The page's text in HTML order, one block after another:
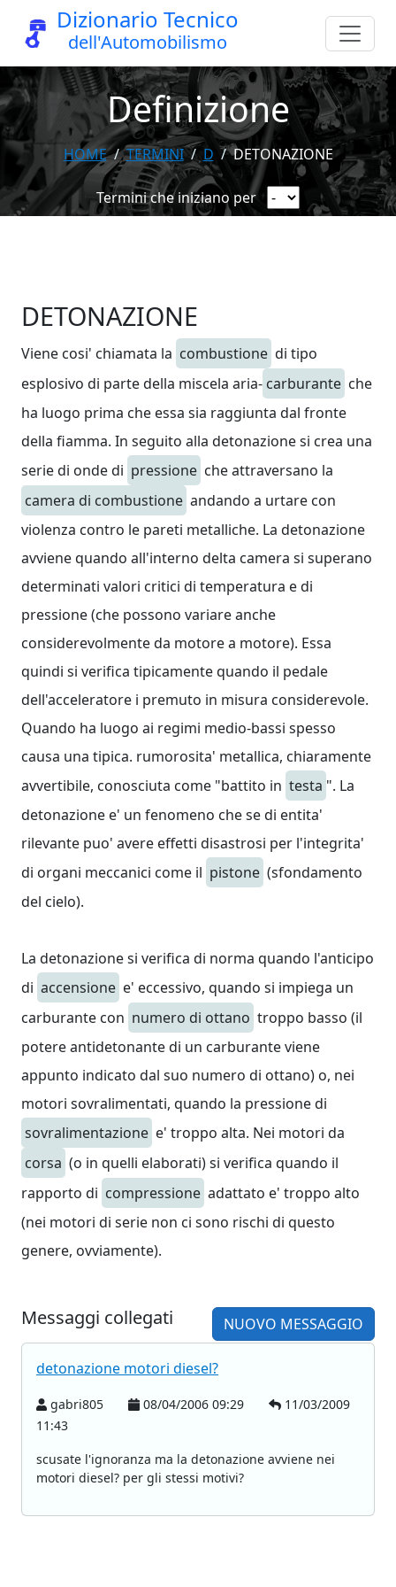
Dizionario Tecnico
dell'Automobilismo
Definizione
HOME TERMINI D DETONAZIONE
Termini che iniziano per
DETONAZIONE
Viene cosi' chiamata la combustione di tipo
esplosivo di parte della miscela aria- carburante che
ha luogo prima che essa sia raggiunta dal fronte
della fiamma. In seguito alla detonazione si crea una
serie di onde di pressione che attraversano la
camera di combustione andando a urtare con
violenza contro le pareti metalliche. La detonazione
avviene quando all'interno delta camera si superano
determinati valori critici di temperatura e di
pressione (che possono variare anche
considerevolmente da motore a motore). Essa
quindi si verifica tipicamente quando il pedale
dell'acceleratore i premuto in misura considerevole.
Quando ha luogo ai regimi medio-bassi spesso
causa una tipica. rumorosita' metallica, chiaramente
avvertibile, conosciuta come "battito in testa ". La
detonazione e' un fenomeno che se di entita'
rilevante puo' avere effetti disastrosi per l'integrita'
di organi meccanici come il pistone (sfondamento
del cielo).
La detonazione si verifica di norma quando l'anticipo
di accensione e' eccessivo, quando si impiega un
carburante con numero di ottano troppo basso (il
potere antidetonante di un carburante viene
appunto indicato dal suo numero di ottano) o, nei
motori sovralimentati, quando la pressione di
sovralimentazione e' troppo alta. Nei motori da
corsa (o in quelli elaborati) si verifica quando il
rapporto di compressione adattato e' troppo alto
(nei motori di serie non ci sono rischi di questo
genere, ovviamente).
Messaggi collegati NUOVO MESSAGGIO
detonazione motori diesel?
gabri805 08/04/2006 09:29
11/03/2009
11:43
scusate l'ignoranza ma la detonazione avviene nei
motori diesel? per gli stessi motivi?